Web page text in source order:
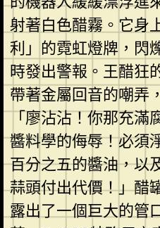
射著白色醋霧。它身
利」的霓虹燈牌，閃
時發出警報。王醋狂
帶著金屬回音的嘲弄
「廖沾沾！你那充滿
醬料學的侮辱！必須
百分之五的醬油，以
蒜頭付出代價！」醋
露出了一個巨大的管